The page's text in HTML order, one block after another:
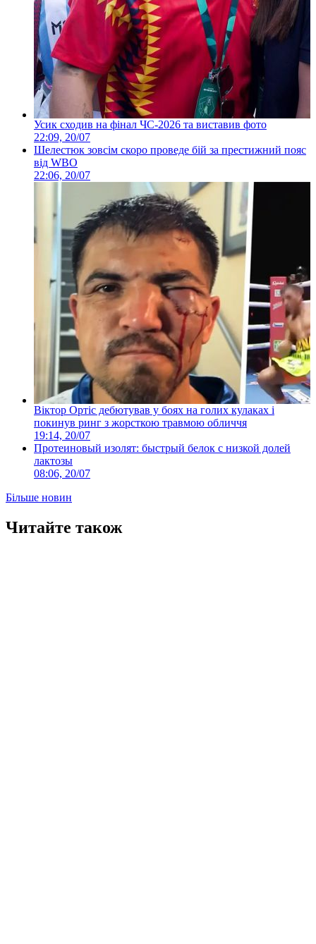
Усик сходив на фінал ЧС-2026 та виставив фото
22:09, 20/07
Шелестюк зовсім скоро проведе бій за престижний пояс
від WBO
22:06, 20/07
Віктор Ортіс дебютував у боях на голих кулаках і
покинув ринг з жорсткою травмою обличчя
19:14, 20/07
Протеиновый изолят: быстрый белок с низкой долей
лактозы
08:06, 20/07
Більше новин
Читайте також